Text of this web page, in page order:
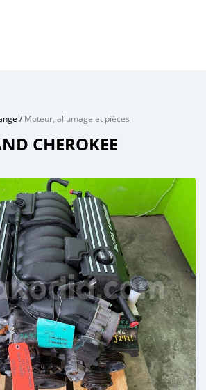
/Moteur, allumage et pièces
CHEROKEE